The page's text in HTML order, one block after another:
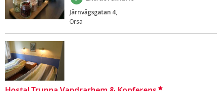
Järnvägsgatan 4,
Orsa